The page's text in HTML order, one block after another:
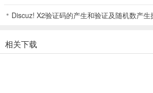
游戏技巧
Discuz! X2验证码的产生和验证及随机数产生
相关下载